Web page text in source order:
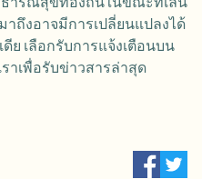
าถึงอาจมีการเปลี่ยนแปลงได้
ย เลือกรับการแจ้งเตือนบน
าเพื่อรับข่าวสารล่าสุด